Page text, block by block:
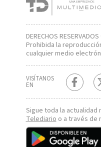
DERECHOS
Prohibida la
cualquier medio
VISÍTANOS
EN
Sigue toda la actualidad
Telediario o a través de